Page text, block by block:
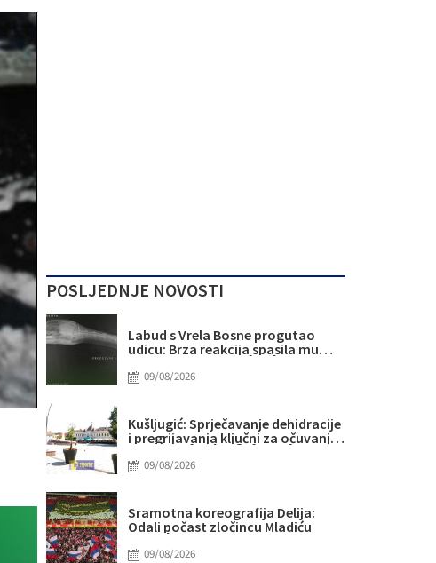
POSLJEDNJE NOVOSTI
Labud s Vrela Bosne progutao
udicu: Brza reakcija spasila mu
09/08/2026
Kušljugić: Sprječavanje dehidracije
i pregrijavanja ključni za očuvanje
09/08/2026
Sramotna koreografija Delija:
Odali počast zločincu Mladiću
09/08/2026